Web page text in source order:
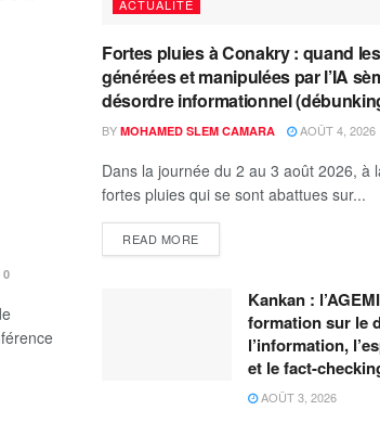
0
ACTUALITÉ
Fortes pluies à Conakry : quand
générées et manipulées par l’IA
désordre informationnel
BY MOHAMED SLEM CAMARA AOÛT 4, 2026
Dans la journée du 2 au 3 août 2026, à
fortes pluies qui se sont abattues sur...
READ MORE
Kankan :
formation sur le
l’information,
et le fact-
AOÛT 3, 2026